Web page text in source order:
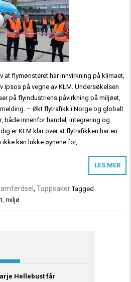
at flymønsteret har innvirkning på klimaet,
på vegne av KLM. Undersøkelsen
på flyindustriens påvirkning på miljøet,
– Økt flytrafikk i Norge og globalt
både innenfor handel, integrering og
er KLM klar over at flytrafikken har en
kan lukke øynene for,…
LES MER
,Toppsaker Tagged
,miljø
Hellebust får